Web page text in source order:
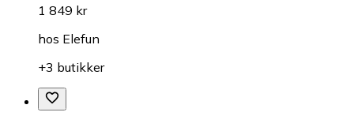
1 849 kr
hos Elefun
+3 butikker